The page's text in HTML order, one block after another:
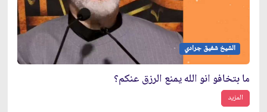
الشيخ شفيق جرادي
ما بتخافو انو الله يمنع الرزق عنكم؟
المزيد